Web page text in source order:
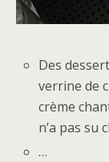
Des
verrine de
crème
n’a pas su
…